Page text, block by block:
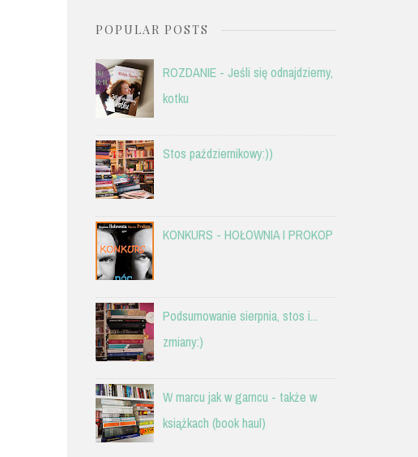
POPULAR POSTS
ROZDANIE - Jeśli się odnajdziemy,
kotku
Stos październikowy:))
KONKURS - HOŁOWNIA I PROKOP
Podsumowanie sierpnia, stos i...
zmiany:)
W marcu jak w garncu - także w
książkach (book haul)